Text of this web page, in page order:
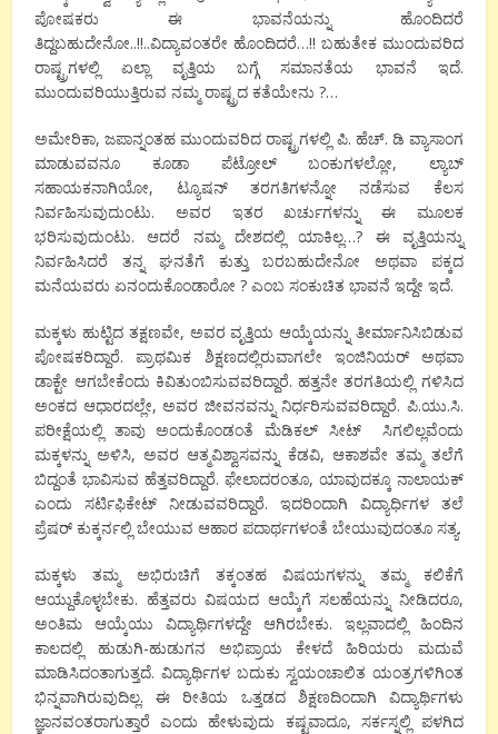
ಪೋಷಕರು ಈ ಭಾವನೆಯನ್ನು ಹೊಂದಿದರೆ
ತಿದ್ದಬಹುದೇನೋ..!!..ವಿದ್ಯಾವಂತರೇ ಹೊಂದಿದರೆ…!! ಬಹುತೇಕ ಮುಂದುವರಿದ
ರಾಷ್ಟ್ರಗಳಲ್ಲಿ ಏಲ್ಲಾ ವೃತ್ತಿಯ ಬಗ್ಗೆ ಸಮಾನತೆಯ ಭಾವನೆ ಇದೆ.
ಮುಂದುವರಿಯುತ್ತಿರುವ ನಮ್ಮ ರಾಷ್ಟ್ರದ ಕತೆಯೇನು ?…
ಅಮೇರಿಕಾ, ಜಪಾನ್ನಂತಹ ಮುಂದುವರಿದ ರಾಷ್ಟ್ರಗಳಲ್ಲಿ ಪಿ. ಹೆಚ್. ಡಿ ವ್ಯಾಸಾಂಗ
ಮಾಡುವವನೂ ಕೂಡಾ ಪೆಟ್ರೋಲ್ ಬಂಕುಗಳಲ್ಲೋ, ಲ್ಯಾಬ್
ಸಹಾಯಕನಾಗಿಯೋ, ಟ್ಯೂಷನ್ ತರಗತಿಗಳನ್ನೋ ನಡೆಸುವ ಕೆಲಸ
ನಿರ್ವಹಿಸುವುದುಂಟು. ಅವರ ಇತರ ಖರ್ಚುಗಳನ್ನು ಈ ಮೂಲಕ
ಭರಿಸುವುದುಂಟು. ಆದರೆ ನಮ್ಮ ದೇಶದಲ್ಲಿ ಯಾಕಿಲ್ಲ…? ಈ ವೃತ್ತಿಯನ್ನು
ನಿರ್ವಹಿಸಿದರೆ ತನ್ನ ಘನತೆಗೆ ಕುತ್ತು ಬರಬಹುದೇನೋ ಅಥವಾ ಪಕ್ಕದ
ಮನೆಯವರು ಏನಂದುಕೊಂಡಾರೋ ? ಎಂಬ ಸಂಕುಚಿತ ಭಾವನೆ ಇದ್ದೇ ಇದೆ.
ಮಕ್ಕಳು ಹುಟ್ಟಿದ ತಕ್ಷಣವೇ, ಅವರ ವೃತ್ತಿಯ ಆಯ್ಕೆಯನ್ನು ತೀರ್ಮಾನಿಸಿಬಿಡುವ
ಪೋಷಕರಿದ್ದಾರೆ. ಪ್ರಾಥಮಿಕ ಶಿಕ್ಷಣದಲ್ಲಿರುವಾಗಲೇ ಇಂಜಿನಿಯರ್ ಅಥವಾ
ಡಾಕ್ಟೇ ಆಗಬೇಕೆಂದು ಕಿವಿತುಂಬಿಸುವವರಿದ್ದಾರೆ. ಹತ್ತನೇ ತರಗತಿಯಲ್ಲಿ ಗಳಿಸಿದ
ಅಂಕದ ಆಧಾರದಲ್ಲೇ, ಅವರ ಜೀವನವನ್ನು ನಿರ್ಧರಿಸುವವರಿದ್ದಾರೆ. ಪಿ.ಯು.ಸಿ.
ಪರೀಕ್ಷೆಯಲ್ಲಿ ತಾವು ಅಂದುಕೊಂಡಂತೆ ಮೆಡಿಕಲ್ ಸೀಟ್ ಸಿಗಲಿಲ್ಲವೆಂದು
ಮಕ್ಕಳನ್ನು ಅಳಿಸಿ, ಅವರ ಆತ್ಮವಿಶ್ವಾಸವನ್ನು ಕೆಡವಿ, ಆಕಾಶವೇ ತಮ್ಮ ತಲೆಗೆ
ಬಿದ್ದಂತೆ ಭಾವಿಸುವ ಹೆತ್ತವರಿದ್ದಾರೆ. ಫೇಲಾದರಂತೂ, ಯಾವುದಕ್ಕೂ ನಾಲಾಯಕ್
ಎಂದು ಸರ್ಟಿಫಿಕೇಟ್ ನೀಡುವವರಿದ್ದಾರೆ. ಇದರಿಂದಾಗಿ ವಿದ್ಯಾರ್ಧಿಗಳ ತಲೆ
ಪ್ರೆಷರ್ ಕುಕ್ಕರ್ನಲ್ಲಿ ಬೇಯುವ ಆಹಾರ ಪದಾರ್ಥಗಳಂತೆ ಬೇಯುವುದಂತೂ ಸತ್ಯ.
ಮಕ್ಕಳು ತಮ್ಮ ಅಭಿರುಚಿಗೆ ತಕ್ಕಂತಹ ವಿಷಯಗಳನ್ನು ತಮ್ಮ ಕಲಿಕೆಗೆ
ಆಯ್ದುಕೊಳ್ಳಬೇಕು. ಹೆತ್ತವರು ವಿಷಯದ ಆಯ್ಕೆಗೆ ಸಲಹೆಯನ್ನು ನೀಡಿದರೂ,
ಅಂತಿಮ ಆಯ್ಕೆಯು ವಿದ್ಯಾರ್ಥಿಗಳದ್ದೇ ಆಗಿರಬೇಕು. ಇಲ್ಲವಾದಲ್ಲಿ ಹಿಂದಿನ
ಕಾಲದಲ್ಲಿ ಹುಡುಗಿ-ಹುಡುಗನ ಅಭಿಪ್ರಾಯ ಕೇಳದೆ ಹಿರಿಯರು ಮದುವೆ
ಮಾಡಿಸಿದಂತಾಗುತ್ತದೆ. ವಿದ್ಯಾರ್ಥಿಗಳ ಬದುಕು ಸ್ವಯಂಚಾಲಿತ ಯಂತ್ರಗಳಿಗಿಂತ
ಭಿನ್ನವಾಗಿರುವುದಿಲ್ಲ. ಈ ರೀತಿಯ ಒತ್ತಡದ ಶಿಕ್ಷಣದಿಂದಾಗಿ ವಿದ್ಯಾರ್ಥಿಗಳು
ಜ್ಞಾನವಂತರಾಗುತ್ತಾರೆ ಎಂದು ಹೇಳುವುದು ಕಷ್ಟವಾದೂ, ಸರ್ಕಸ್ನಲ್ಲಿ ಪಳಗಿದ